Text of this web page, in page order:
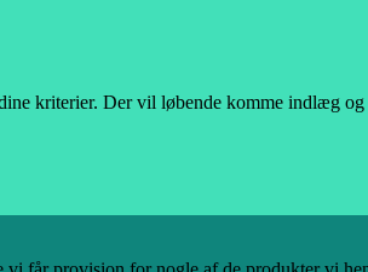
kriterier. Der vil løbende komme indlæg